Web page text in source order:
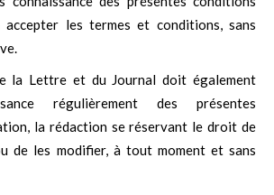
les termes et conditions, sans
la Lettre et du Journal doit également
régulièrement des présentes
la rédaction se réservant le droit de
de les modifier, à tout moment et sans